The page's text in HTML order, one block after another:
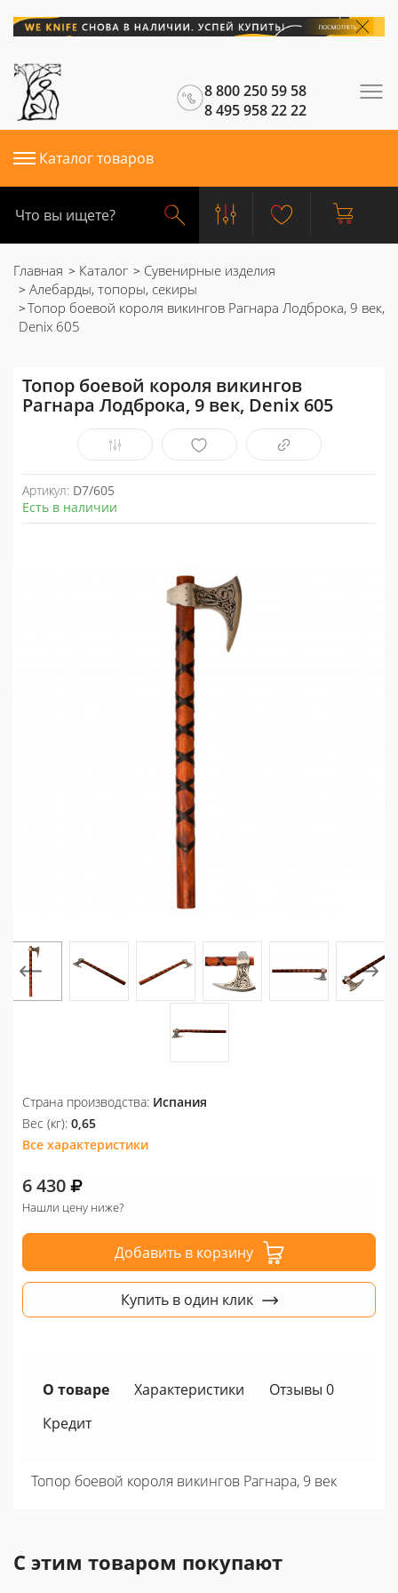
8 800 250 59 58
8 495 958 22 22
Каталог товаров
Главная Каталог
Сувенирные изделия
Алебарды, топоры, секиры
Топор боевой короля викингов Рагнара Лодброка, 9 век,
Denix 605
Топор боевой короля викингов
Рагнара Лодброка, 9 век, Denix 605
Артикул: D7/605
Есть в наличии
Страна производства: Испания
Вес (кг): 0,65
Все характеристики
6 430
Нашли цену ниже?
Добавить в корзину
Купить в один клик
О товаре Характеристики
Отзывы 0
Кредит
Топор боевой короля викингов Рагнара, 9 век
С этим товаром покупают